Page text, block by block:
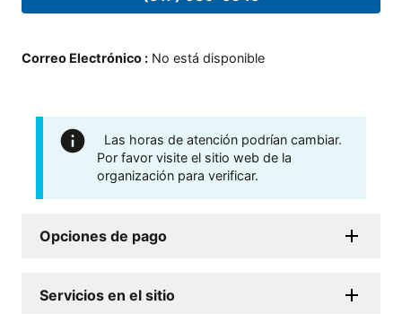
Correo Electrónico : No está disponible
Las horas de atención podrían cambiar.
Por favor visite el sitio web de la
organización para verificar.
Opciones de pago
Servicios en el sitio